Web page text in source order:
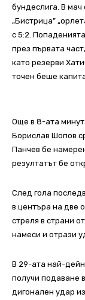
бундеслига. В мач
„Бистрица”
с 5:2.
през първата
като резерви
точен беше
Още в 8-ата
Борислав Шопов
Панчев бе
резултатът бе
След гола
в центъра на две
стреля в страни
намеси и отрази
В 29-ата най-
получи подаване
дигонален удар